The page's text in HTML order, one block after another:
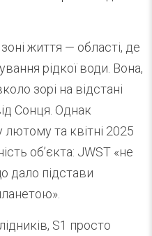
життя — області, де
рідкої води. Вона,
зорі на відстані
Сонця. Однак
та квітні 2025
об’єкта: JWST «не
дало підстави
S1 просто